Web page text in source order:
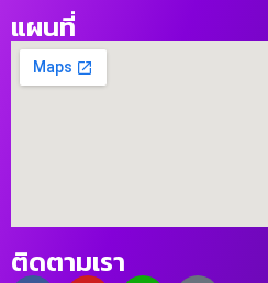
แผนที่
ติดตามเรา